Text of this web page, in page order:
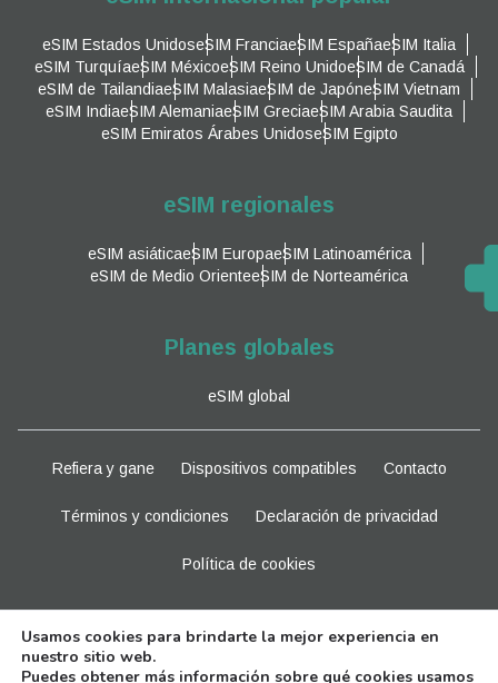
eSIM Estados UnidoseSIM FranciaeSIM EspañaeSIM Italia
eSIM TurquíaeSIM MéxicoeSIM Reino UnidoeSIM de Canadá
eSIM de TailandiaeSIM MalasiaeSIM de JapóneSIM Vietnam
eSIM IndiaeSIM AlemaniaeSIM GreciaeSIM Arabia Saudita
eSIM Emiratos Árabes UnidoseSIM Egipto
eSIM regionales
eSIM asiáticaeSIM EuropaeSIM Latinoamérica
eSIM de Medio OrienteeSIM de Norteamérica
Planes globales
eSIM global
Refiera y gane Dispositivos compatibles Contacto
Términos y condiciones Declaración de privacidad
Política de cookies
Usamos cookies para brindarte la mejor experiencia en
nuestro sitio web.
Puedes obtener más información sobre qué cookies usamos